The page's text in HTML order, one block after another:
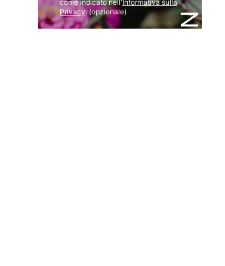
come indicato nell'Informativa sulla
Privacy. (opzionale)